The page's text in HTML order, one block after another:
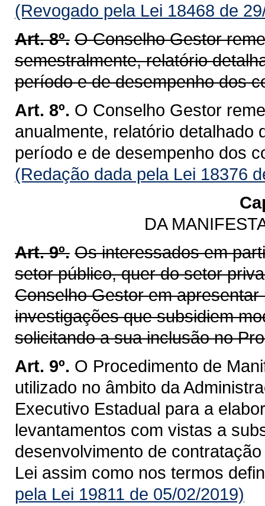
(Revogado pela Lei 18468 de
Art. 8º. O Conselho Gestor
semestralmente, relatório
período e de desempenho dos
Art. 8º. O Conselho Gestor
anualmente, relatório detalhado
período e de desempenho dos
(Redação dada pela Lei 18376
DA
Art. 9º. Os interessados em
setor público, quer do setor
Conselho Gestor em
investigações que subsidiem
solicitando a sua inclusão no
Art. 9º. O Procedimento de
utilizado no âmbito da
Executivo Estadual para a
levantamentos com vistas a
desenvolvimento de
Lei assim como nos termos
pela Lei 19811 de 05/02/2019)